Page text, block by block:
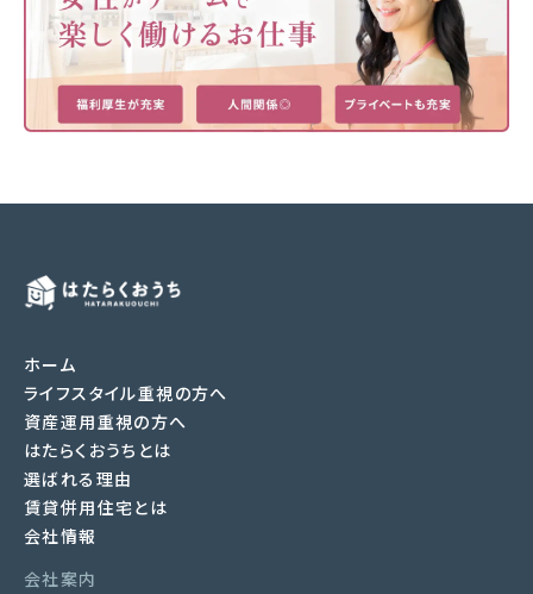
ホーム
ライフスタイル重視の方へ
資産運用重視の方へ
はたらくおうちとは
選ばれる理由
賃貸併用住宅とは
会社情報
会社案内